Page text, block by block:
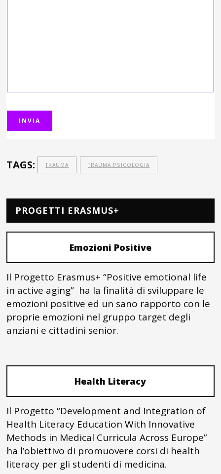
TAGS: TRAUMA TRAUMA PSICOLOGIA
PROGETTI ERASMUS+
Emozioni Positive
Il Progetto Erasmus+ “Positive emotional life
in active aging” ha la finalità di sviluppare le
emozioni positive ed un sano rapporto con le
proprie emozioni nel gruppo target degli
anziani e cittadini senior.
Health Literacy
Il Progetto “Development and Integration of
Health Literacy Education With Innovative
Methods in Medical Curricula Across Europe”
ha l’obiettivo di promuovere corsi di health
literacy per gli studenti di medicina.